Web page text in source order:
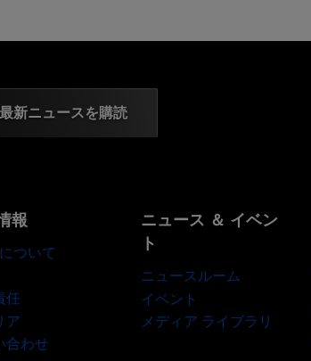
新ニュースを購読
報
ついて
任
ア
合わせ
ニュース ＆ イベン
ト
ニュースルーム
イベント
メディア ライブラリ